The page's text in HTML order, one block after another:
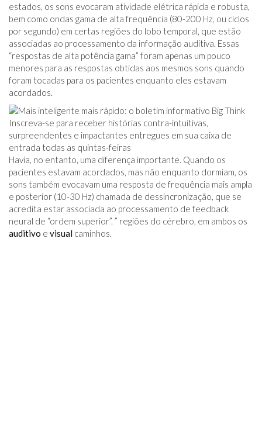
estados, os sons evocaram atividade elétrica rápida e robusta,
bem como ondas gama de alta frequência (80-200 Hz, ou ciclos
por segundo) em certas regiões do lobo temporal, que estão
associadas ao processamento da informação auditiva. Essas
“respostas de alta potência gama” foram apenas um pouco
menores para as respostas obtidas aos mesmos sons quando
foram tocadas para os pacientes enquanto eles estavam
acordados.
Inscreva-se para receber histórias contra-intuitivas,
surpreendentes e impactantes entregues em sua caixa de
entrada todas as quintas-feiras
Havia, no entanto, uma diferença importante. Quando os
pacientes estavam acordados, mas não enquanto dormiam, os
sons também evocavam uma resposta de frequência mais ampla
e posterior (10-30 Hz) chamada de dessincronização, que se
acredita estar associada ao processamento de feedback
neural de “ordem superior”. ” regiões do cérebro, em ambos os
auditivo e visual caminhos.